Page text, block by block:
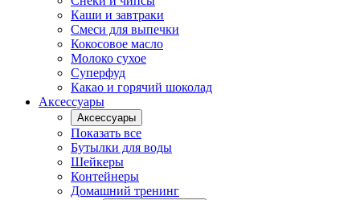
Каши и завтраки
Смеси для выпечки
Кокосовое масло
Молоко сухое
Суперфуд
Какао и горячий шоколад
Аксессуары
Аксессуары
Показать все
Бутылки для воды
Шейкеры
Контейнеры
Домашний тренинг